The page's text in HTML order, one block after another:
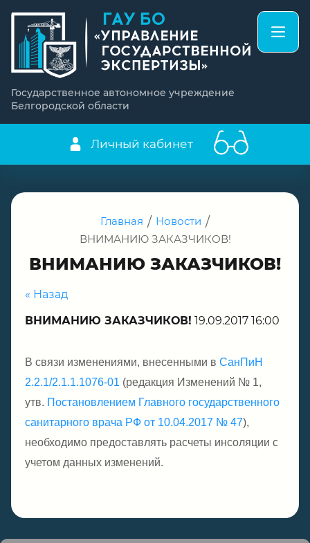
Государственное автономное учреждение
Белгородской области
Личный кабинет
Главная / Новости /
ВНИМАНИЮ ЗАКАЗЧИКОВ!
ВНИМАНИЮ ЗАКАЗЧИКОВ!
« Назад
ВНИМАНИЮ ЗАКАЗЧИКОВ! 19.09.2017 16:00
В связи изменениями, внесенными в СанПиН
2.2.1/2.1.1.1076-01 (редакция Изменений № 1,
утв. Постановлением Главного государственного
санитарного врача РФ от 10.04.2017 № 47),
необходимо предоставлять расчеты инсоляции с
учетом данных изменений.